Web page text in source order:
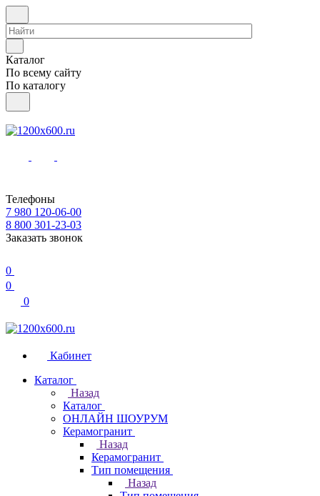
Каталог
По всему сайту
По каталогу
Телефоны
7 980 120-06-00
8 800 301-23-03
Заказать звонок
0
0
0
Кабинет
Каталог
Назад
Каталог
ОНЛАЙН ШОУРУМ
Керамогранит
Назад
Керамогранит
Тип помещения
Назад